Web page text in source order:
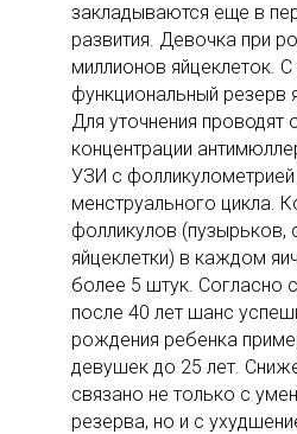
закладываются еще в
развития. Девочка при
миллионов яйцеклеток.
функциональный резерв
Для уточнения проводят
концентрации
УЗИ с фолликулометрией
менструального цикла.
фолликулов
яйцеклетки) в каждом
более 5 штук. Согласно
после 40 лет шанс
рождения ребенка
девушек до 25 лет.
связано не только с
резерва, но и с